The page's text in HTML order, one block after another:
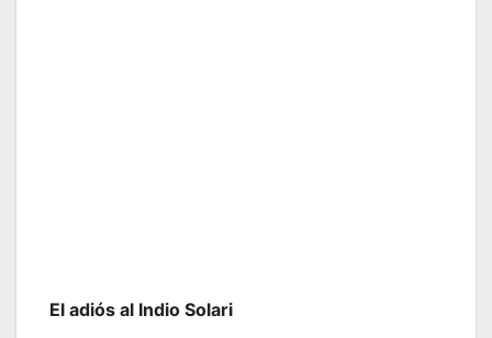
El adiós al Indio Solari